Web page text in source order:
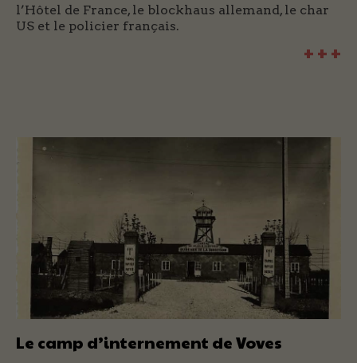
l’Hôtel de France, le blockhaus allemand, le char
US et le policier français.
+ + +
Le camp d’internement de Voves